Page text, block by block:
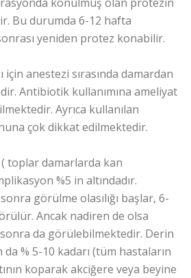
Bu durumda 6-12 hafta
yeniden protez konabilir.
için anestezi sırasında damardan
Antibiotik kullanımına ameliyat
Ayrıca kullanılan
çok dikkat edilmektedir.
toplar damarlarda kan
%5 in altındadır.
görülme olasılığı başlar, 6-
Ancak nadiren de olsa
da görülebilmektedir. Derin
da % 5-10 kadarı (tüm hastaların
koparak akciğere veya beyine